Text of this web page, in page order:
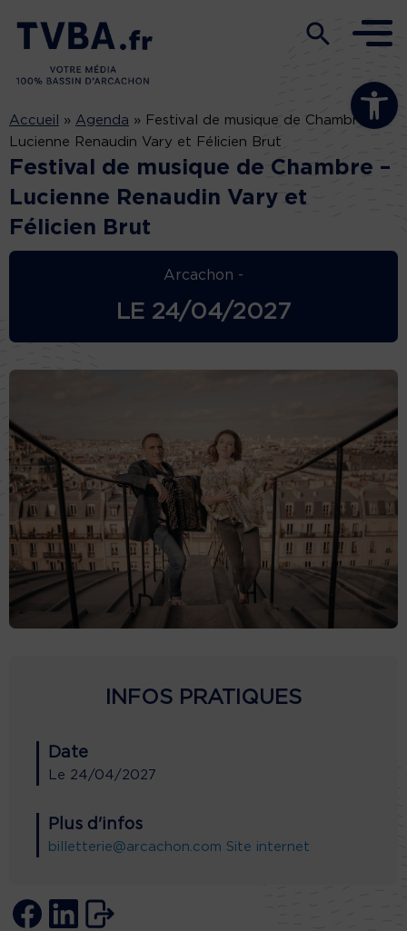
Ouvrir la
Accueil » Agenda » Festival de musique de Chambre –
Lucienne Renaudin Vary et Félicien Brut
Festival de musique de Chambre –
Lucienne Renaudin Vary et
Félicien Brut
Arcachon -
LE 24/04/2027
INFOS PRATIQUES
Date
Le 24/04/2027
Plus d'infos
billetterie@arcachon.com Site internet